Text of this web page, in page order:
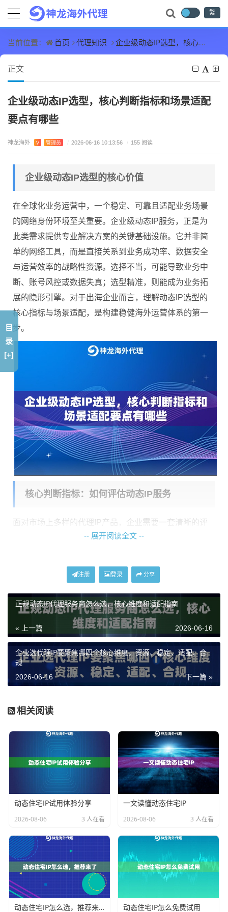
繁
当前位置： 首页 代理知识 企业级动态IP选型，核心判断指标和场景适配要点有哪些
正文
企业级动态IP选型，核心判断指标和场景适配
要点有哪些
神龙海外 V 管理员 / 2026-06-16 10:13:56 / 155 阅读
企业级动态IP选型的核心价值
在全球化业务运营中，一个稳定、可靠且适配业务场景
的网络身份环境至关重要。企业级动态IP服务，正是为
此类需求提供专业解决方案的关键基础设施。它并非简
单的网络工具，而是直接关系到业务成功率、数据安全
与运营效率的战略性资源。选择不当，可能导致业务中
断、账号风控或数据失真；选型精准，则能成为业务拓
展的隐形引擎。对于出海企业而言，理解动态IP选型的
核心指标与场景适配，是构建稳健海外运营体系的第一
步。
核心判断指标：如何评估动态IP服务
面对市场上多样的代理IP产品，企业需要一套清晰的评
估框架。以下五个核心指标，是选型时必须重点考量的
1. IP资源属性与纯净度：
这是决定IP环境可信度的根
非数据中心。神龙海外动态IP提供的动态住宅IP与动态长
效ISP住宅代理，其IP均来自全球本地家庭宽带，拥有极
高的匿名性和真实用户行为特征，能有效规避平台基于I
P黑名单或数据中心段识别的风控机制。每日进行大规模
去重，是保证IP池纯净、避免重复IP影响业务的关键。
2. 资源规模与稳定性：资源规模决定了服务的承载能力
运行，需要专属或大规模的IP池作为支撑。例如，神龙
海外动态IP的“不限量代理IP”套餐提供专属IP池，不限制I
P使用数量和流量消耗，并保障99.9%的正常运行率，这
为大规模数据采集、自动化营销等业务提供了可预期的
稳定性。而“企业级动态住宅IP”则覆盖全球200+国家/地
区，满足全球化布局企业的广泛需求。
精准定位能力。例如，针对美国加州的本地化营销测
试，或针对日本东京的电商比价，都需要IP能精确匹配
到具体城市。覆盖范围需与业务规划相匹配，既要关注
美、日、英等主流市场，也要为未来进入新兴市场预留
扩展性。
-- 展开阅读全文 --
注册 登录 分享
正规动态IP代理服务商怎么选，核心维度和适配指南
« 上一篇 2026-06-16
企业选代理IP要聚焦哪四个核心维度，资源、稳定、适配、合
规
下一篇 »
2026-06-16
相关阅读
动态住宅IP试用体验分享
2026-08-06 3 人在看
一文读懂动态住宅IP
2026-08-06 3 人在看
动态住宅IP怎么选，推荐来了 动态住宅IP怎么免费试用
目
录
[+]